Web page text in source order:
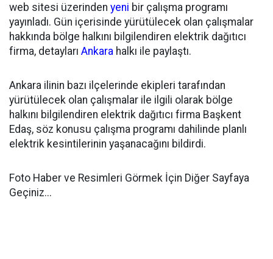
web sitesi üzerinden yeni bir çalışma programı
yayınladı. Gün içerisinde yürütülecek olan çalışmalar
hakkında bölge halkını bilgilendiren elektrik dağıtıcı
firma, detayları Ankara halkı ile paylaştı.
Ankara ilinin bazı ilçelerinde ekipleri tarafından
yürütülecek olan çalışmalar ile ilgili olarak bölge
halkını bilgilendiren elektrik dağıtıcı firma Başkent
Edaş, söz konusu çalışma programı dahilinde planlı
elektrik kesintilerinin yaşanacağını bildirdi.
Foto Haber ve Resimleri Görmek İçin Diğer Sayfaya
Geçiniz...